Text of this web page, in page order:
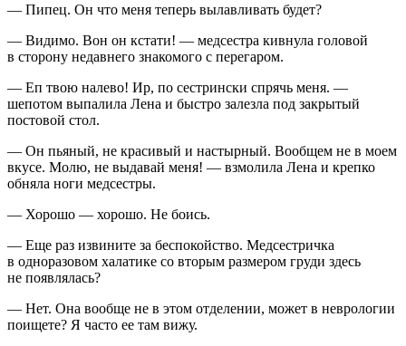
— Пипец. Он что меня теперь вылавливать будет?
— Видимо. Вон он кстати! — медсестра кивнула головой
в сторону недавнего знакомого с перегаром.
— Еп твою налево! Ир, по сестрински спрячь меня. —
шепотом выпалила Лена и быстро залезла под закрытый
постовой стол.
— Он пьяный, не красивый и настырный. Вообщем не в моем
вкусе. Молю, не выдавай меня! — взмолила Лена и крепко
обняла ноги медсестры.
— Хорошо — хорошо. Не боись.
— Еще раз извините за беспокойство. Медсестричка
в одноразовом халатике со вторым размером груди здесь
не появлялась?
— Нет. Она вообще не в этом отделении, может в неврологии
поищете? Я часто ее там вижу.